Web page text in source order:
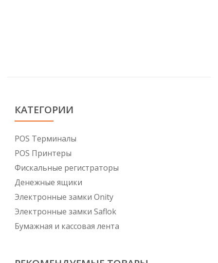
КАТЕГОРИИ
POS Tерминалы
POS Принтеры
Фискальные регистраторы
Денежные ящики
Электронные замки Onity
Электронные замки Saflok
Бумажная и кассовая лента